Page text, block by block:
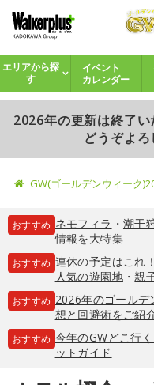
エリアから探
す
イベント
カレンダー
2026年の更新は終了
どうぞよろ
GW(ゴールデンウィーク
おすすめ ネモフィラ ・ 潮干
情報を大特集
おすすめ 連休の予定はこれ
人気の遊園地・親
おすすめ 2026年のゴール
想と回避術をご紹
おすすめ 今年のGWどこ行
ットガイド